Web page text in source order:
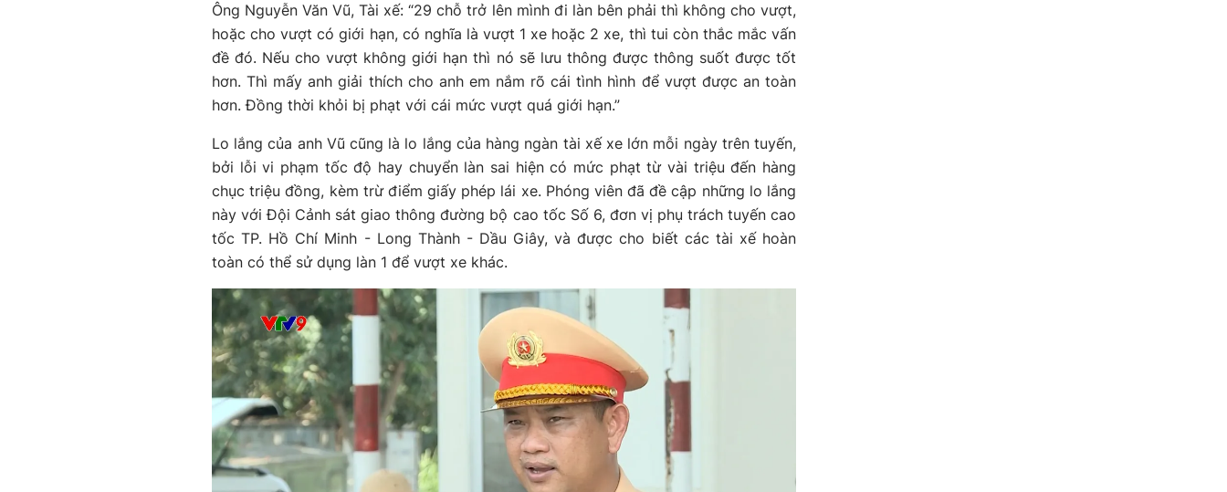
Ông Nguyễn Văn Vũ, Tài xế: “29 chỗ trở lên mình đi làn bên phải thì không cho vượt,
hoặc cho vượt có giới hạn, có nghĩa là vượt 1 xe hoặc 2 xe, thì tui còn thắc mắc vấn
đề đó. Nếu cho vượt không giới hạn thì nó sẽ lưu thông được thông suốt được tốt
hơn. Thì mấy anh giải thích cho anh em nắm rõ cái tình hình để vượt được an toàn
hơn. Đồng thời khỏi bị phạt với cái mức vượt quá giới hạn.”
Lo lắng của anh Vũ cũng là lo lắng của hàng ngàn tài xế xe lớn mỗi ngày trên tuyến,
bởi lỗi vi phạm tốc độ hay chuyển làn sai hiện có mức phạt từ vài triệu đến hàng
chục triệu đồng, kèm trừ điểm giấy phép lái xe. Phóng viên đã đề cập những lo lắng
này với Đội Cảnh sát giao thông đường bộ cao tốc Số 6, đơn vị phụ trách tuyến cao
tốc TP. Hồ Chí Minh - Long Thành - Dầu Giây, và được cho biết các tài xế hoàn
toàn có thể sử dụng làn 1 để vượt xe khác.